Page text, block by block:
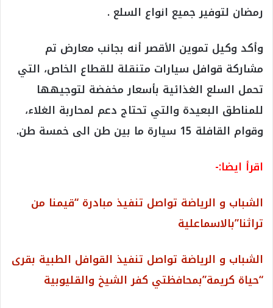
رمضان لتوفير جميع انواع السلع .
وأكد وكيل تموين الأقصر أنه بجانب معارض تم
مشاركة قوافل سيارات متنقلة للقطاع الخاص، التي
تحمل السلع الغذائية بأسعار مخفضة لتوجيهها
للمناطق البعيدة والتي تحتاج دعم لمحاربة الغلاء،
وقوام القافلة 15 سيارة ما بين طن الى خمسة طن.
اقرأ ايضا:-
الشباب و الرياضة تواصل تنفيذ مبادرة “قيمنا من
تراثنا”بالاسماعلية
الشباب و الرياضة تواصل تنفيذ القوافل الطبية بقرى
“حياة كريمة”بمحافظتي كفر الشيخ والقليوبية